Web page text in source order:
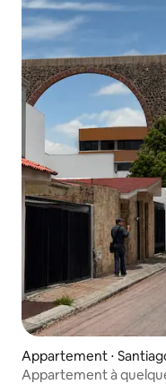
Appartement ⋅
Appartement à